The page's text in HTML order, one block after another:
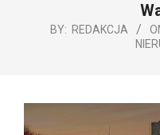
BY: REDAKCJA